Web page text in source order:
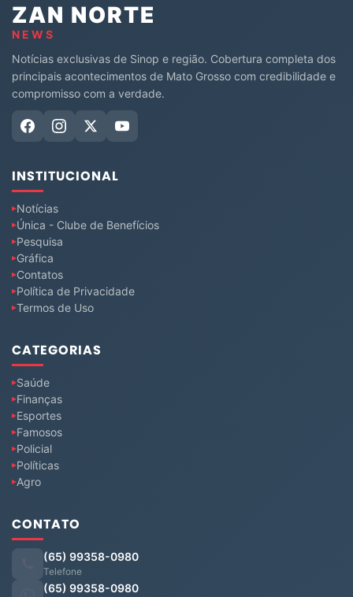
ZAN NORTE
NEWS
Notícias exclusivas de Sinop e região. Cobertura completa dos
principais acontecimentos de Mato Grosso com credibilidade e
compromisso com a verdade.
INSTITUCIONAL
Notícias
Única - Clube de Benefícios
Pesquisa
Gráfica
Contatos
Política de Privacidade
Termos de Uso
CATEGORIAS
Saúde
Finanças
Esportes
Famosos
Policial
Políticas
Agro
CONTATO
(65) 99358-0980
Telefone
(65) 99358-0980